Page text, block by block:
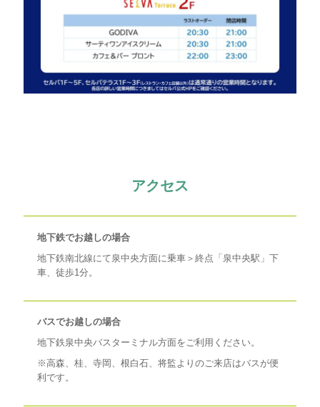
アクセス
地下鉄でお越しの場合
地下鉄南北線にて泉中央方面に乗車＞終点「泉中央駅」下
車、徒歩1分。
バスでお越しの場合
地下鉄泉中央バスターミナル方面をご利用ください。
※高森、桂、寺岡、根白石、将監よりのご来店はバスが便
利です。